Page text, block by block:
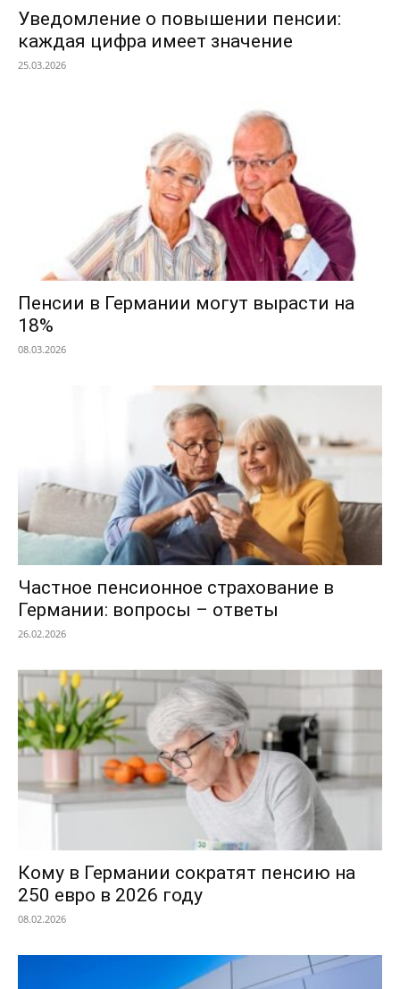
Уведомление о повышении пенсии:
каждая цифра имеет значение
25.03.2026
Пенсии в Германии могут вырасти на
18%
08.03.2026
Частное пенсионное страхование в
Германии: вопросы – ответы
26.02.2026
Кому в Германии сократят пенсию на
250 евро в 2026 году
08.02.2026